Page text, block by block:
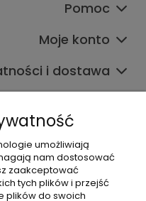
Pomoc
Moje konto
i dostawa
umożliwiają
nam dostosować
zaakceptować
tych plików i przejść
plików do swoich